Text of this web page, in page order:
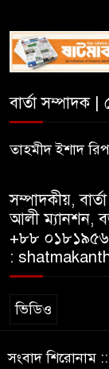
বার্তা সম্পাদক |
তাহমীদ ইশাদ
সম্পাদকীয়,
আলী ম্যানশন,
+৮৮
:
ভিডিও
সংবাদ শিরোনাম ::